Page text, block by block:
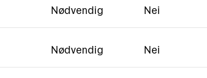
Nødvendig Nei
Nødvendig Nei